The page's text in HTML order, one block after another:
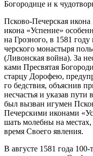
Бо­го­ро­ди­це и к
Пско­во-Пе­чер­ская
ико­на «Успе­ние»
на Гроз­но­го, в 1581
чер­ско­го мо­на­сты­ря
(Ли­вон­ская вой­на). За
ка­ми Пре­свя­тая
стар­цу До­ро­фею,
го бед­ствия, объ­яс­нив
несча­стья и ука­зав
был вы­зван игу­мен
Пе­чер­ски­ми ико­на­ми
шать мо­леб­ны на
вре­мя Сво­е­го яв­ле­ния.
В ав­гу­сте 1581 го­да